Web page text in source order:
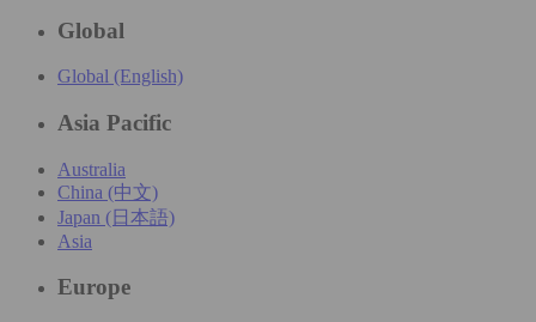
Global
Global (English)
Asia Pacific
Australia
China (中文)
Japan (日本語)
Asia
Europe